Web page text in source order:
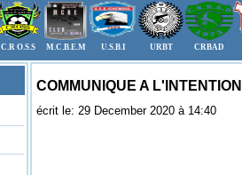
C.R O.S.S M.C.B.E.M U.S.B.I URBT CRBAD
COMMUNIQUE A
écrit le: 29 December 2020 à 14:40